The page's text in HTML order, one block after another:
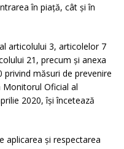
în piață, cât și în
articolului 3, articolelor 7
21, precum și anexa
măsuri de prevenire
Monitorul Oficial al
2020, își încetează
aplicarea și respectarea